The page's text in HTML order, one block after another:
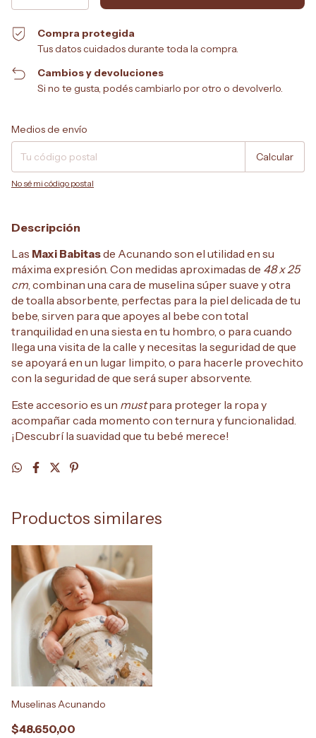
Compra protegida
Tus datos cuidados durante toda la compra.
Cambios y devoluciones
Si no te gusta, podés cambiarlo por otro o devolverlo.
Entregas para el CP:
Medios de envío
Calcular
No sé mi código postal
Descripción
Las Maxi Babitasde Acunando son el utilidad en su
máxima expresión. Con medidas aproximadas de 48 x 25
cm, combinan una cara de muselina súper suave y otra
de toalla absorbente, perfectas para la piel delicada de tu
bebe, sirven para que apoyes al bebe con total
tranquilidad en una siesta en tu hombro, o para cuando
llega una visita de la calle y necesitas la seguridad de que
se apoyará en un lugar limpito, o para hacerle provechito
con la seguridad de que será super absorvente.
Este accesorio es un mustpara proteger la ropa y
acompañar cada momento con ternura y funcionalidad.
¡Descubrí la suavidad que tu bebé merece!
Productos similares
Muselinas Acunando
$48.650,00